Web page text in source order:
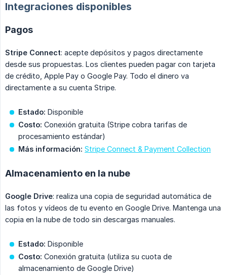
Integraciones disponibles
Pagos
Stripe Connect: acepte depósitos y pagos directamente
desde sus propuestas. Los clientes pueden pagar con tarjeta
de crédito, Apple Pay o Google Pay. Todo el dinero va
directamente a su cuenta Stripe.
Estado: Disponible
Costo: Conexión gratuita (Stripe cobra tarifas de
procesamiento estándar)
Más información: Stripe Connect & Payment Collection
Almacenamiento en la nube
Google Drive: realiza una copia de seguridad automática de
las fotos y vídeos de tu evento en Google Drive. Mantenga una
copia en la nube de todo sin descargas manuales.
Estado: Disponible
Costo: Conexión gratuita (utiliza su cuota de
almacenamiento de Google Drive)